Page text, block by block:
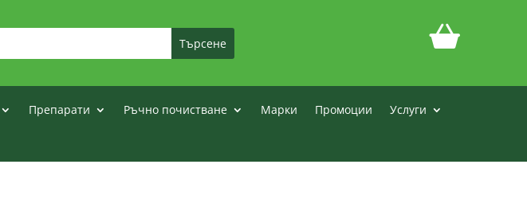
Препарати Ръчно почистване Марки Промоции
Услуги